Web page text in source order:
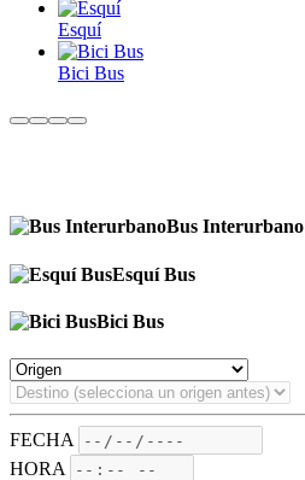
Esquí
Bici Bus
Bus Interurbano
Esquí Bus
Bici Bus
FECHA
HORA